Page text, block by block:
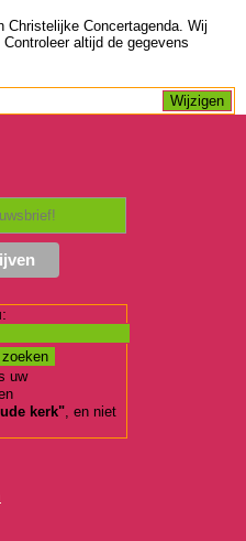
Christelijke Concertagenda. Wij
altijd de gegevens
uw
kerk", en niet